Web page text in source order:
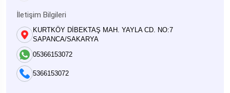
İletişim Bilgileri
KURTKÖY DİBEKTAŞ MAH. YAYLA CD. NO:7
SAPANCA/SAKARYA
05366153072
5366153072